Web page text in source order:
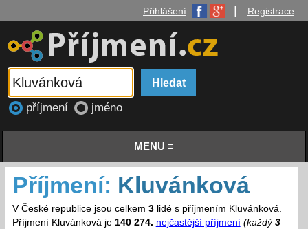
Přihlášení Registrace
příjmení jméno
MENU ≡
Příjmení: Kluvánková
V České republice jsou celkem 3lidé s příjmením Kluvánková.
Příjmení Kluvánková je 140 274. nejčastější příjmení (každý 3